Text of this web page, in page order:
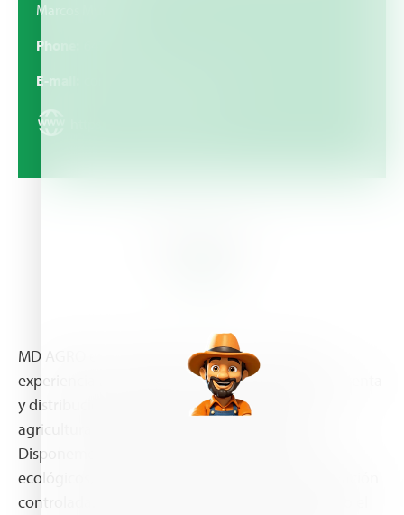
Marcos Muñoz
Phone
E-mail
MD AGRO es una empresa, que tras una larga
experiencia reconocida, está especializada en la venta
y distribución de productos fitosanitarios para la
agricultura, jardinería y campos deportivos.
Disponemos de una amplia gama de productos
ecológicos, semillas de césped y abonos de liberación
controlada. Ofrecemos nuestros servicios en todo el